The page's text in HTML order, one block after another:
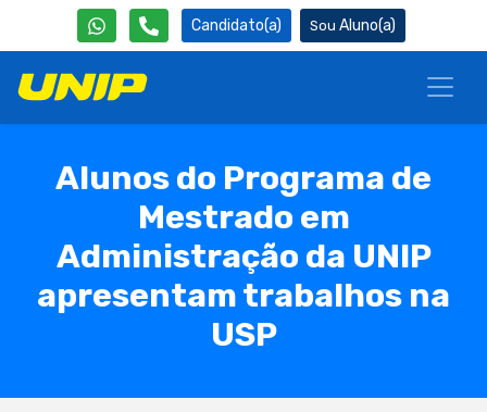
Candidato(a) Aluno(a)
Alunos do Programa de
Mestrado em
Administração da UNIP
apresentam trabalhos na
USP